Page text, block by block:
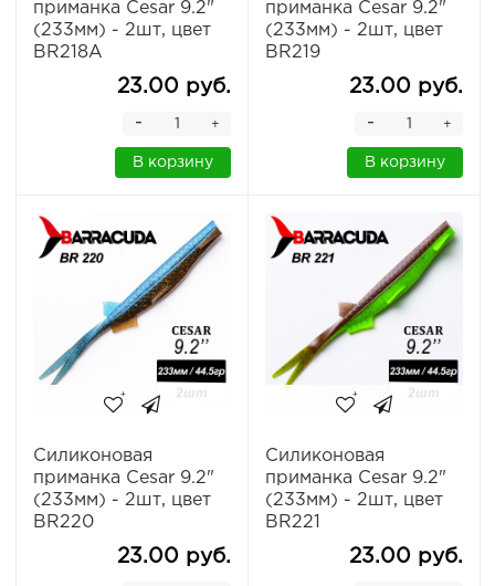
приманка Cesar 9.2"
(233мм) - 2шт, цвет
BR218A
23.00 руб.
+
-
В корзину
приманка Cesar 9.2"
(233мм) - 2шт, цвет
BR219
23.00 руб.
+
-
В корзину
Силиконовая
приманка Cesar 9.2"
(233мм) - 2шт, цвет
BR220
23.00 руб.
Силиконовая
приманка Cesar 9.2"
(233мм) - 2шт, цвет
BR221
23.00 руб.